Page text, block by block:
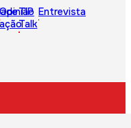
TIP
Talk
Entrevista